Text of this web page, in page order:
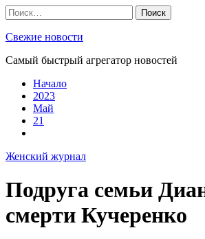
Skip
to
content
Найти:
Свежие новости
Самый быстрый агрегатор новостей
Начало
2023
Май
21
Женский журнал
Подруга семьи
смерти Кучеренко